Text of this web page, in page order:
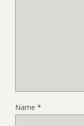
Name *